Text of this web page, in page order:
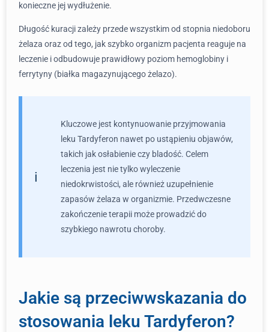
konieczne jej wydłużenie.
Długość kuracji zależy przede wszystkim od stopnia niedoboru
żelaza oraz od tego, jak szybko organizm pacjenta reaguje na
leczenie i odbudowuje prawidłowy poziom hemoglobiny i
ferrytyny (białka magazynującego żelazo).
Kluczowe jest kontynuowanie przyjmowania
leku Tardyferon nawet po ustąpieniu objawów,
takich jak osłabienie czy bladość. Celem
leczenia jest nie tylko wyleczenie
niedokrwistości, ale również uzupełnienie
zapasów żelaza w organizmie. Przedwczesne
zakończenie terapii może prowadzić do
szybkiego nawrotu choroby.
Jakie są przeciwwskazania do
stosowania leku Tardyferon?